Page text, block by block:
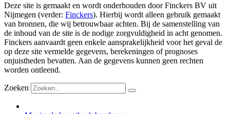
Deze site is gemaakt en wordt onderhouden door Finckers BV uit
Nijmegen (verder: Finckers). Hierbij wordt alleen gebruik gemaakt
van bronnen, die wij betrouwbaar achten. Bij de samenstelling van
de inhoud van de site is de nodige zorgvuldigheid in acht genomen.
Finckers aanvaardt geen enkele aansprakelijkheid voor het geval de
op deze site vermelde gegevens, berekeningen of prognoses
onjuistheden bevatten. Aan de gegevens kunnen geen rechten
worden ontleend.
Zoeken